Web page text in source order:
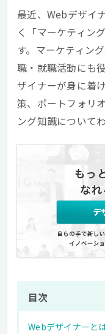
最近、Webデザイ
く「マーケティン
す。マーケティン
職・就職活動にも
ザイナーが身に着
策、ポートフォリ
ング知識について
目次
Webデザイナーと